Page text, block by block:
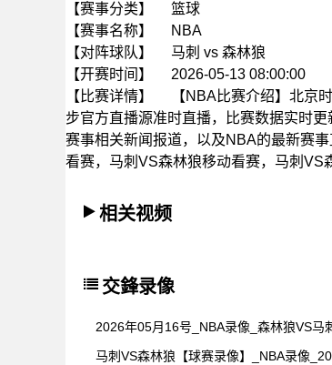
【赛事分类】
篮球
【赛事名称】
NBA
【对阵球队】
马刺 vs 森林狼
【开赛时间】
2026-05-13 08:00:00
【比赛详情】
【NBA比赛介绍】北京
步官方直播源准时直播，比赛数据实时
赛事相关新闻报道，以及NBA的最新赛
看赛，马刺VS森林狼移动看赛，马刺VS
相关视频
交鋒录像
2026年05月16号_NBA录像_森林狼VS马
马刺VS森林狼【球赛录像】_NBA录像